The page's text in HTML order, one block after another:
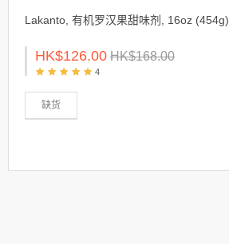
Lakanto, 有机罗汉果甜味剂, 16oz (454g)
HK$126.00 HK$168.00
4
缺货